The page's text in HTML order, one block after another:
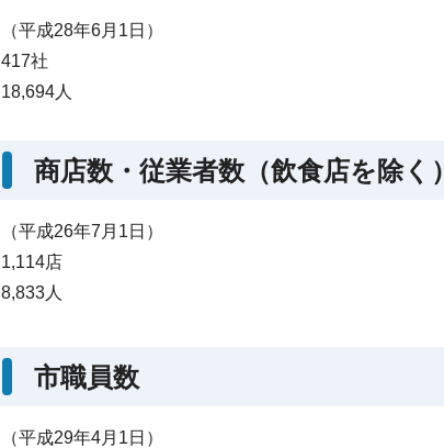
（平成28年6月1日）
417社
18,694人
商店数・従業者数（飲食店を除く）
（平成26年7月1日）
1,114店
8,833人
市職員数
（平成29年4月1日）